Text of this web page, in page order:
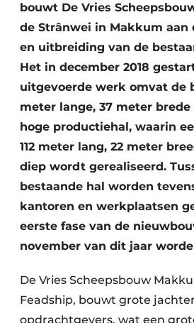
bouwt De Vries
de Strânwei in Makkum aan
en uitbreiding van de
Het in december 2018
uitgevoerde werk omvat de
meter lange, 37 meter
hoge productiehal, waarin
112 meter lang, 22 meter
diep wordt gerealiseerd.
bestaande hal worden
kantoren en werkplaatsen
eerste fase van de
november van dit jaar
De Vries Scheepsbouw
Feadship, bouwt grote
opdrachtgevers, wat een